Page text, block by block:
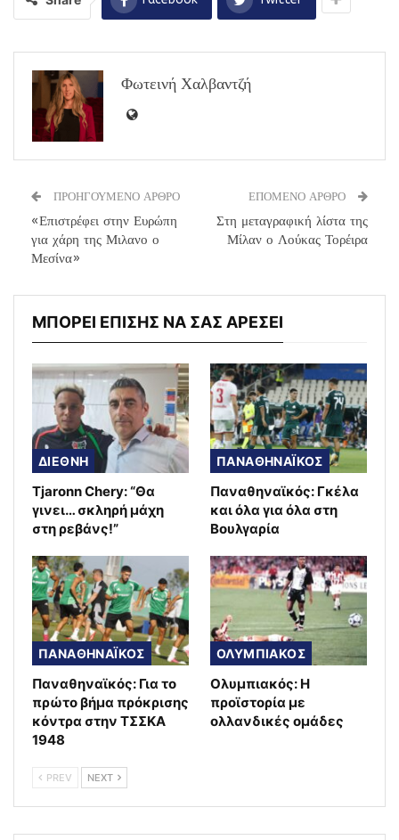
Φωτεινή Χαλβαντζή
ΠΡΟΗΓΟΥΜΕΝΟ ΑΡΘΡΟ
«Επιστρέφει στην Ευρώπη
για χάρη της Μιλανο ο
Μεσίνα»
ΕΠΟΜΕΝΟ ΑΡΘΡΟ
Στη μεταγραφική λίστα της
Μίλαν ο Λούκας Τορέιρα
ΜΠΟΡΕΙ ΕΠΙΣΗΣ ΝΑ ΣΑΣ ΑΡΕΣΕΙ
ΔΙΕΘΝΗ
Tjaronn Chery: “Θα
γινει… σκληρή μάχη
στη ρεβάνς!”
ΠΑΝΑΘΗΝΑΪΚΟΣ
Παναθηναϊκός: Γκέλα
και όλα για όλα στη
Βουλγαρία
ΠΑΝΑΘΗΝΑΪΚΟΣ
Παναθηναϊκός: Για το
πρώτο βήμα πρόκρισης
κόντρα στην ΤΣΣΚΑ
1948
ΟΛΥΜΠΙΑΚΟΣ
Ολυμπιακός: Η
προϊστορία με
ολλανδικές ομάδες
PREV NEXT